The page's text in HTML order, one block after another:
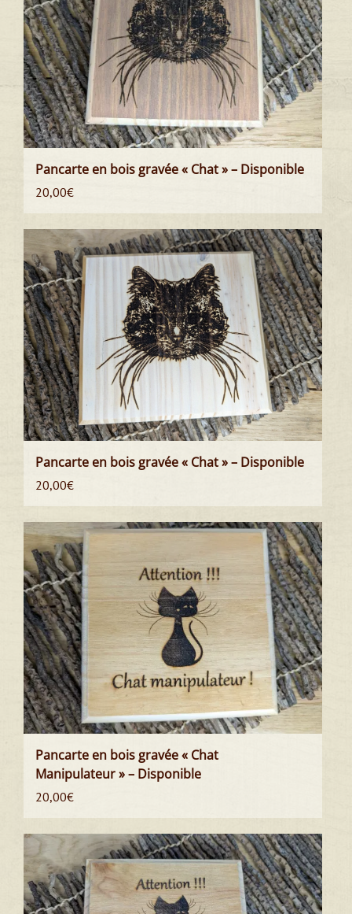
Pancarte en bois gravée « Chat » – Disponible
20,00€
Pancarte en bois gravée « Chat » – Disponible
20,00€
Pancarte en bois gravée « Chat
Manipulateur » – Disponible
20,00€